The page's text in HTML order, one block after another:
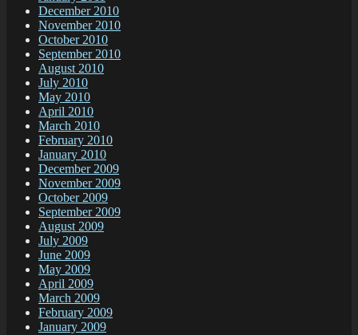
December 2010
November 2010
October 2010
September 2010
August 2010
July 2010
May 2010
April 2010
March 2010
February 2010
January 2010
December 2009
November 2009
October 2009
September 2009
August 2009
July 2009
June 2009
May 2009
April 2009
March 2009
February 2009
January 2009